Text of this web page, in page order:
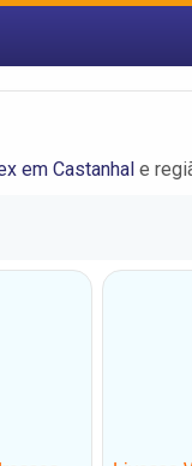
em Castanhal e